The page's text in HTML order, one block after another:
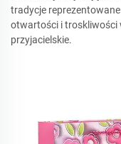
tradycje
otwartości i troskliwości
przyjacielskie.